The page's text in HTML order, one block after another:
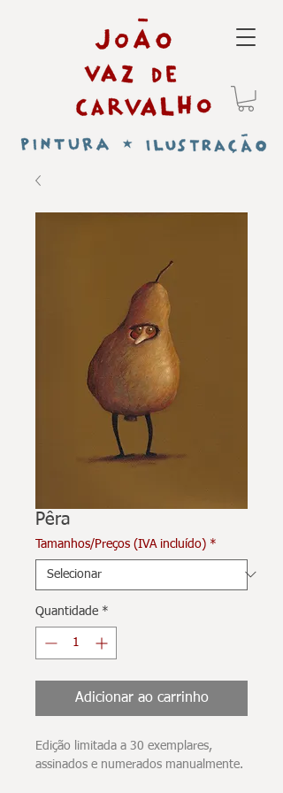
Pêra
Tamanhos/Preços (IVA incluído) *
Quantidade *
Adicionar ao carrinho
Edição limitada a 30 exemplares,
assinados e numerados manualmente.